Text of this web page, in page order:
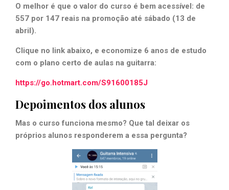
O melhor é que o valor do curso é bem acessível: de
557 por 147 reais na promoção até sábado (13 de
abril).
Clique no link abaixo, e economize 6 anos de estudo
com o plano certo de aulas na guitarra:
https://go.hotmart.com/S91600185J
Depoimentos dos alunos
Mas o curso funciona mesmo? Que tal deixar os
próprios alunos responderem a essa pergunta?